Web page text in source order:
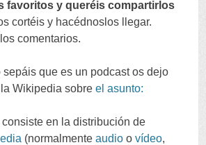
favoritos y queréis compartirlos
cortéis y hacédnoslos llegar.
comentarios.
sepáis que es un podcast os dejo
Wikipedia sobre el asunto:
consiste en la distribución de
(normalmente audio o vídeo,